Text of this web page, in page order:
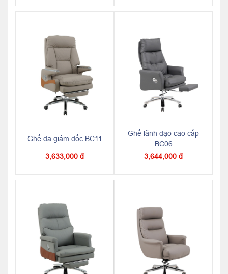
Ghế da giám đốc BC11
3,633,000 đ
Ghế lãnh đạo cao cấp
BC06
3,644,000 đ